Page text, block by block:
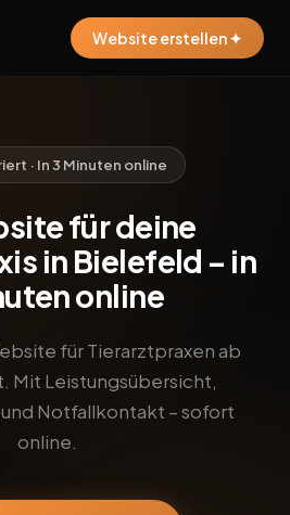
Website erstellen ✦
· In 3 Minuten online
für deine
in Bielefeld – in
online
für Tierarztpraxen ab
Mit Leistungsübersicht,
Notfallkontakt – sofort
online.